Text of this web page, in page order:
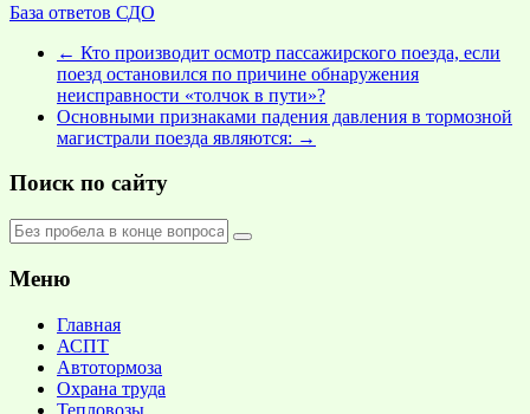
База ответов СДО
← Кто производит осмотр пассажирского поезда, если
поезд остановился по причине обнаружения
неисправности «толчок в пути»?
Основными признаками падения давления в тормозной
магистрали поезда являются: →
Поиск по сайту
Меню
Главная
АСПТ
Автотормоза
Охрана труда
Тепловозы